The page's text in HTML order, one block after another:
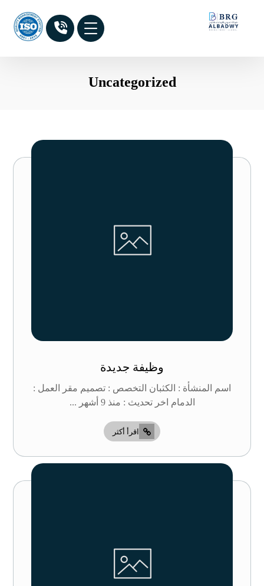
Uncategorized
وظيفة جديدة
اسم المنشأة : الكثبان التخصص : تصميم مقر العمل :
الدمام اخر تحديث : منذ 9 أشهر ...
اقرأ أكثر